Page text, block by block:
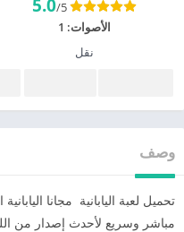
5.0/5
الأصوات: 1
نقل
وصف
تحميل لعبة اليابانية مجانا
مباشر وسريع لأحدث إصدار من